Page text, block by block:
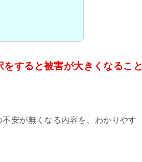
すると被害が大きくなること
安が無くなる内容を、わかりやす